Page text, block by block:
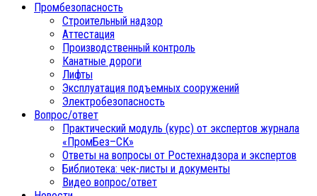
Промбезопасность
Строительный надзор
Аттестация
Производственный контроль
Канатные дороги
Лифты
Эксплуатация подъемных сооружений
Электробезопасность
Вопрос/ответ
Практический модуль (курс) от экспертов журнала
«ПромБез–СК»
Ответы на вопросы от Ростехнадзора и экспертов
Библиотека: чек-листы и документы
Видео вопрос/ответ